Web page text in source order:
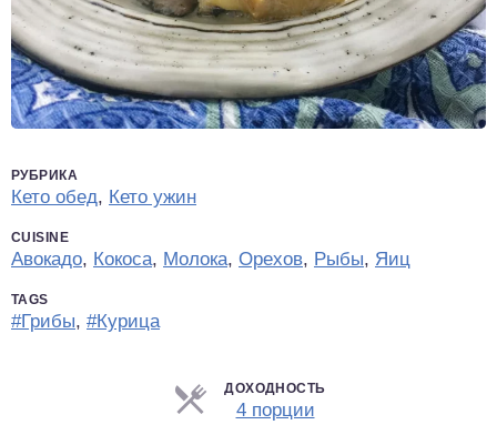
РУБРИКА
Кето обед, Кето ужин
CUISINE
Авокадо, Кокоса, Молока, Орехов, Рыбы, Яиц
TAGS
#Грибы, #Курица
ДОХОДНОСТЬ
4 порцииПорции